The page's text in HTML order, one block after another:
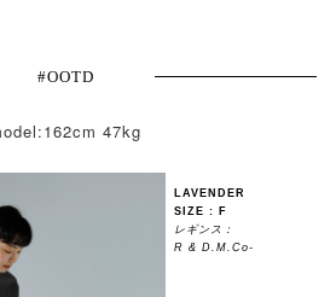
#OOTD
47kg
LAVENDER
SIZE : F
レギンス：
R & D.M.Co-